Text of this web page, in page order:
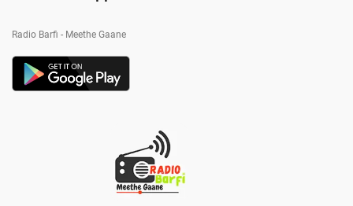
Radio Barfi - Meethe Gaane